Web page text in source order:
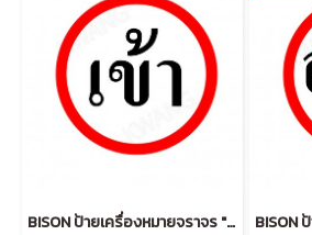
BISON ป้ายเครื่องหมายจราจร "เข้า IN " 45 cm.